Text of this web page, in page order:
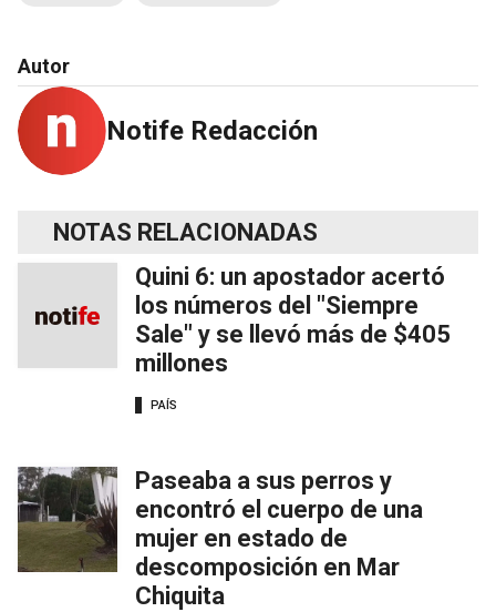
Autor
Notife Redacción
NOTAS RELACIONADAS
Quini 6: un apostador acertó
los números del "Siempre
Sale" y se llevó más de $405
millones
PAÍS
Paseaba a sus perros y
encontró el cuerpo de una
mujer en estado de
descomposición en Mar
Chiquita